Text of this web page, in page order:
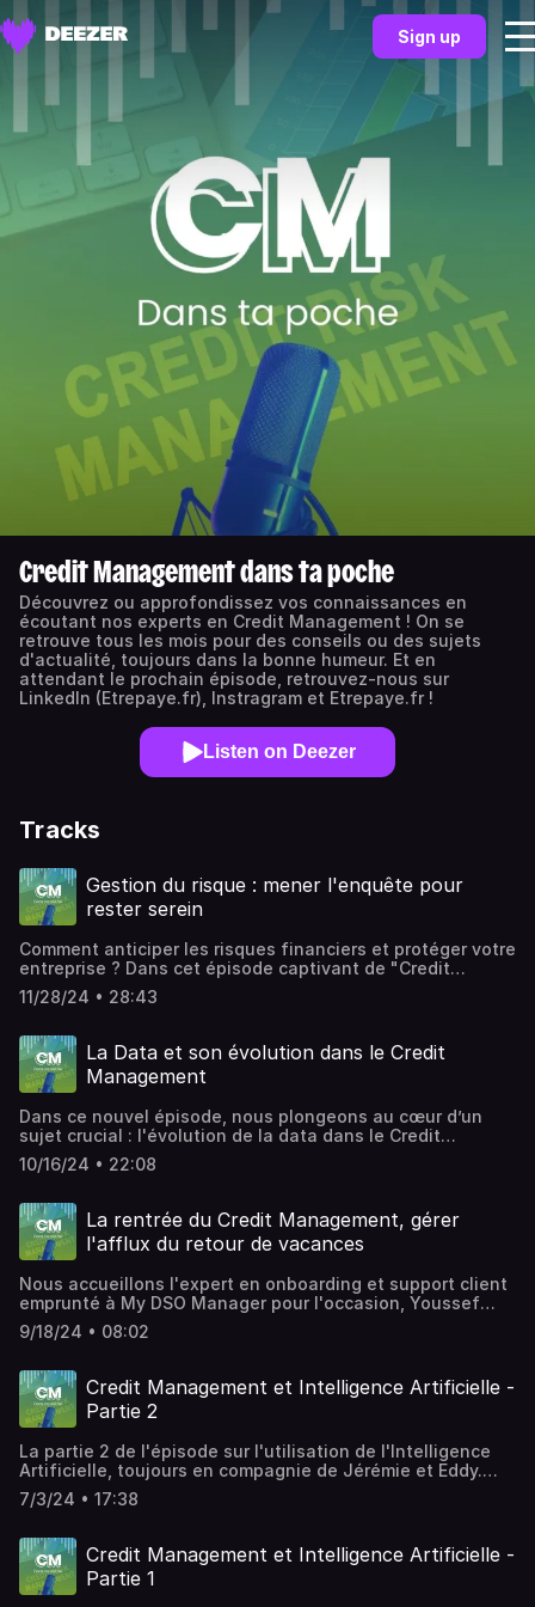
Sign up
Credit Management dans ta poche
Découvrez ou approfondissez vos connaissances en
écoutant nos experts en Credit Management ! On se
retrouve tous les mois pour des conseils ou des sujets
d'actualité, toujours dans la bonne humeur. Et en
attendant le prochain épisode, retrouvez-nous sur
LinkedIn (Etrepaye.fr), Instragram et Etrepaye.fr !
Listen on Deezer
Tracks
Gestion du risque : mener l'enquête pour
rester serein
Comment anticiper les risques financiers et protéger votre
entreprise ? Dans cet épisode captivant de "Credit
Management dans ta poche", nous accueillons une fois
de plus Olivier, expert en Credit Management et en
Olivier vous dévoile : Les méthodes d’analyse pour
identifier les signaux d’alerte. Les outils incontournables
pour évaluer et maîtriser les risques. Ses astuces
vous soyez professionnel du Credit Management ou
simplement curieux d’en savoir plus sur la gestion du
risque, cet épisode vous offrira des clés concrètes pour
agir sereinement face à l’incertitude. 👉 Abonnez-vous
boostez vos compétences en gestion financière avec des
conseils d’experts !
11/28/24 • 28:43
La Data et son évolution dans le Credit
Management
Dans ce nouvel épisode, nous plongeons au cœur d’un
sujet crucial : l'évolution de la data dans le Credit
Management. Découvrez comment l’analyse des données
est devenue un levier essentiel pour anticiper les risques,
stratégies financières. La transformation digitale
continue de révolutionner les pratiques en matière de
recouvrement de créances !
10/16/24 • 22:08
La rentrée du Credit Management, gérer
l'afflux du retour de vacances
Nous accueillons l'expert en onboarding et support client
emprunté à My DSO Manager pour l'occasion, Youssef
KHASSIME ! Il vous partage ses conseils essentiels pour
gérer l’afflux de dossiers et optimiser votre relation client
pratiques et stratégies pour assurer une reprise efficace
?
9/18/24 • 08:02
Credit Management et Intelligence Artificielle -
Partie 2
La partie 2 de l'épisode sur l'utilisation de l'Intelligence
Artificielle, toujours en compagnie de Jérémie et Eddy.
Cette fois-ci nous nous concentrons davantage sur les
risques que cette technologie peut engendrer et les
7/3/24 • 17:38
Credit Management et Intelligence Artificielle -
Partie 1